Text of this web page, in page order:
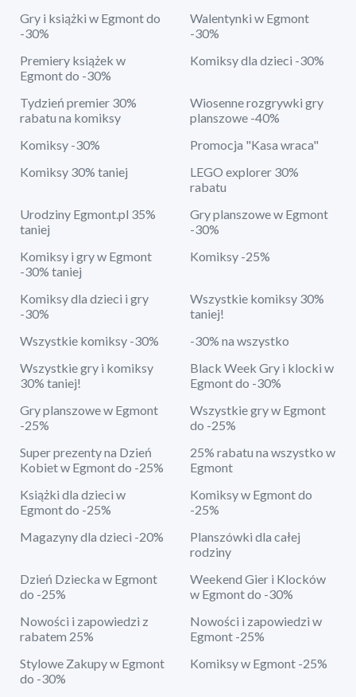
Gry i książki w Egmont do
-30%
Walentynki w Egmont
-30%
Premiery książek w
Egmont do -30%
Komiksy dla dzieci -30%
Tydzień premier 30%
rabatu na komiksy
Wiosenne rozgrywki gry
planszowe -40%
Komiksy -30%
Promocja "Kasa wraca"
Komiksy 30% taniej
LEGO explorer 30%
rabatu
Urodziny Egmont.pl 35%
taniej
Gry planszowe w Egmont
-30%
Komiksy i gry w Egmont
-30% taniej
Komiksy -25%
Komiksy dla dzieci i gry
-30%
Wszystkie komiksy 30%
taniej!
Wszystkie komiksy -30%
-30% na wszystko
Wszystkie gry i komiksy
30% taniej!
Black Week Gry i klocki w
Egmont do -30%
Gry planszowe w Egmont
-25%
Wszystkie gry w Egmont
do -25%
Super prezenty na Dzień
Kobiet w Egmont do -25%
25% rabatu na wszystko w
Egmont
Książki dla dzieci w
Egmont do -25%
Komiksy w Egmont do
-25%
Magazyny dla dzieci -20%
Planszówki dla całej
rodziny
Dzień Dziecka w Egmont
do -25%
Weekend Gier i Klocków
w Egmont do -30%
Nowości i zapowiedzi z
rabatem 25%
Nowości i zapowiedzi w
Egmont -25%
Stylowe Zakupy w Egmont
do -30%
Komiksy w Egmont -25%